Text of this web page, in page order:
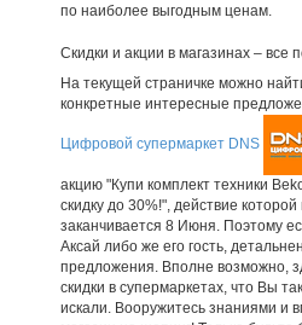
по наиболее выгодным ценам.
Скидки и акции в магазинах – все
На текущей страничке можно
конкретные интересные
Цифровой супермаркет DNS
акцию "Купи комплект техники
скидку до 30%!", действие
заканчивается 8 Июня. Поэтому
Аксай либо же его гость,
предложения. Вполне возможно,
скидки в супермаркетах, что Вы
искали. Вооружитесь знаниями и